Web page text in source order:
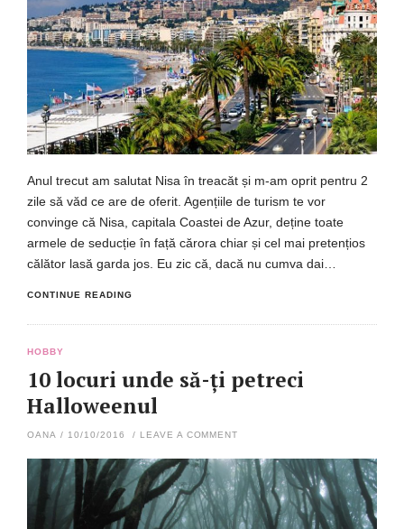
Anul trecut am salutat Nisa în treacăt și m-am oprit pentru 2
zile să văd ce are de oferit. Agențiile de turism te vor
convinge că Nisa, capitala Coastei de Azur, deține toate
armele de seducție în față cărora chiar și cel mai pretențios
călător lasă garda jos. Eu zic că, dacă nu cumva dai…
CONTINUE READING
HOBBY
10 locuri unde să-ți petreci
Halloweenul
OANA / 10/10/2016 / LEAVE A COMMENT